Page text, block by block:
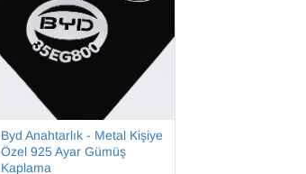
Byd Anahtarlık - Metal Kişiye
Özel 925 Ayar Gümüş
Kaplama